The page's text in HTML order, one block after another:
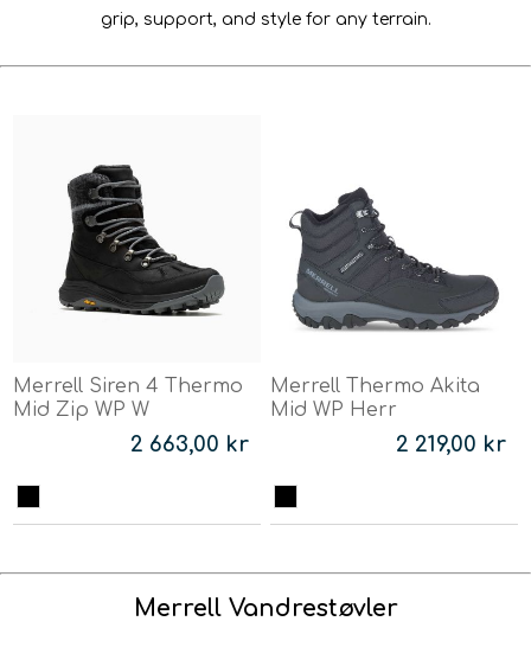
grip, support, and style for any terrain.
Merrell Siren 4 Thermo
Mid Zip WP W
2 663,00 kr
Merrell Thermo Akita
Mid WP Herr
2 219,00 kr
Merrell Vandrestøvler